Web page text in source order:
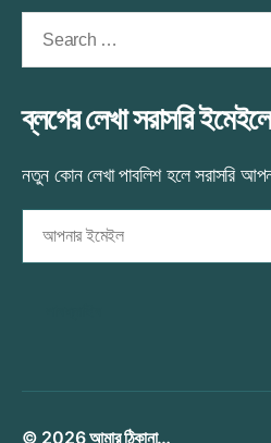
ব্লগের লেখা সরাসরি ইমেইলে
নতুন কোন লেখা পাবলিশ হলে সরাসরি
ইমেইল
© 2026আমার ঠিকানা…